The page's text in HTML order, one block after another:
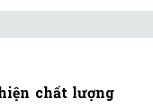
chất lượng